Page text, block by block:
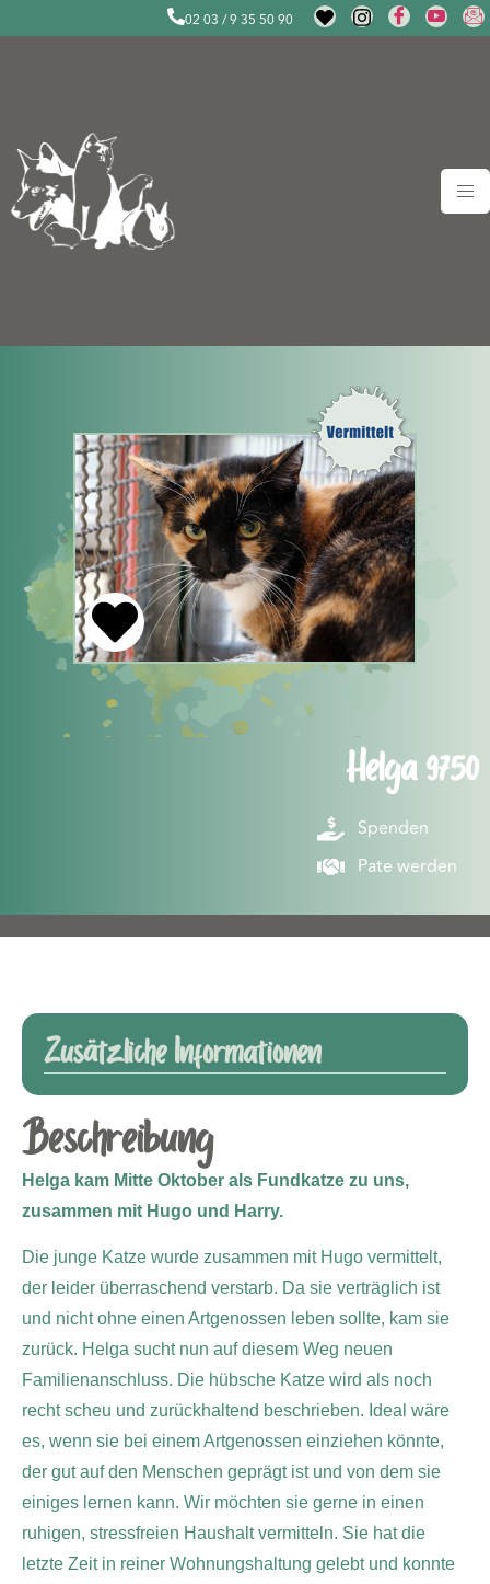
02 03 / 9 35 50 90
Helga 9750
Spenden
Pate werden
Zusätzliche Informationen
Beschreibung
Helga kam Mitte Oktober als Fundkatze zu uns,
zusammen mit Hugo und Harry.
Die junge Katze wurde zusammen mit Hugo vermittelt,
der leider überraschend verstarb. Da sie verträglich ist
und nicht ohne einen Artgenossen leben sollte, kam sie
zurück. Helga sucht nun auf diesem Weg neuen
Familienanschluss. Die hübsche Katze wird als noch
recht scheu und zurückhaltend beschrieben. Ideal wäre
es, wenn sie bei einem Artgenossen einziehen könnte,
der gut auf den Menschen geprägt ist und von dem sie
einiges lernen kann. Wir möchten sie gerne in einen
ruhigen, stressfreien Haushalt vermitteln. Sie hat die
letzte Zeit in reiner Wohnungshaltung gelebt und konnte